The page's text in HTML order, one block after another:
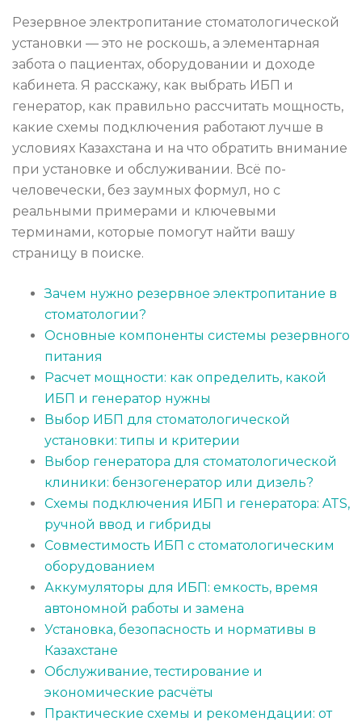
Резервное электропитание стоматологической
установки — это не роскошь, а элементарная
забота о пациентах, оборудовании и доходе
кабинета. Я расскажу, как выбрать ИБП и
генератор, как правильно рассчитать мощность,
какие схемы подключения работают лучше в
условиях Казахстана и на что обратить внимание
при установке и обслуживании. Всё по-
человечески, без заумных формул, но с
реальными примерами и ключевыми
терминами, которые помогут найти вашу
страницу в поиске.
Зачем нужно резервное электропитание в
стоматологии?
Основные компоненты системы резервного
питания
Расчет мощности: как определить, какой
ИБП и генератор нужны
Выбор ИБП для стоматологической
установки: типы и критерии
Выбор генератора для стоматологической
клиники: бензогенератор или дизель?
Схемы подключения ИБП и генератора: ATS,
ручной ввод и гибриды
Совместимость ИБП с стоматологическим
оборудованием
Аккумуляторы для ИБП: емкость, время
автономной работы и замена
Установка, безопасность и нормативы в
Казахстане
Обслуживание, тестирование и
экономические расчёты
Практические схемы и рекомендации: от